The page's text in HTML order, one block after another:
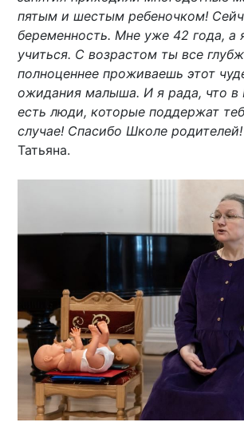
пятым и шестым ребеночком!
беременность. Мне уже 42 года, а
учиться. С возрастом ты все
полноценнее проживаешь этот
ожидания малыша. И я рада, что в
есть люди, которые поддержат
случае! Спасибо Школе родителей!
Татьяна.